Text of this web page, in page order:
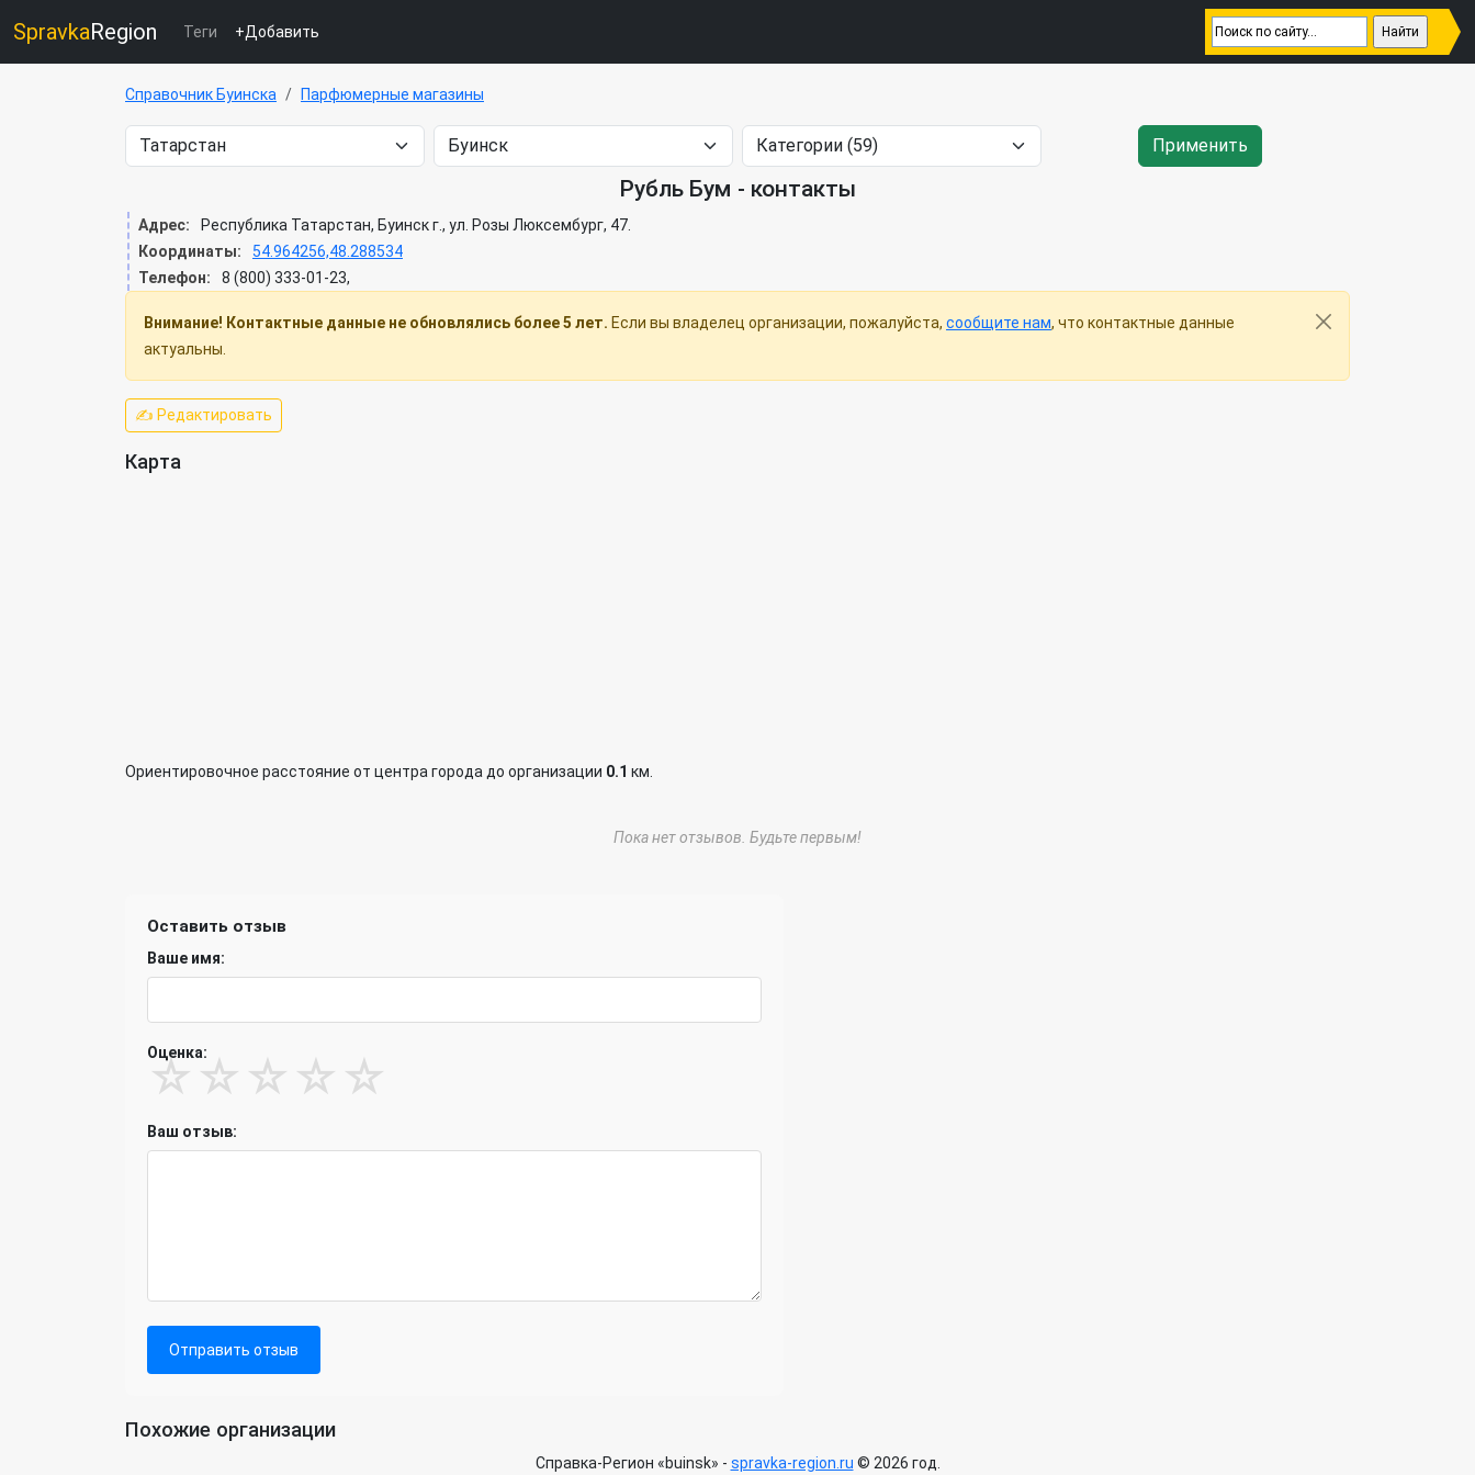
SpravkaRegion Теги +Добавить
Справочник Буинска Парфюмерные магазины
Применить
Рубль Бум - контакты
Адрес:
Республика Татарстан, Буинск г., ул. Розы Люксембург, 47.
Координаты:
54.964256,48.288534
Телефон:
8 (800) 333-01-23,
Внимание! Контактные данные не обновлялись более 5 лет. Если вы владелец организации, пожалуйста, сообщите нам, что контактные данные
актуальны.
✍ Редактировать
Карта
Ориентировочное расстояние от центра города до организации 0.1 км.
Пока нет отзывов. Будьте первым!
Оставить отзыв
Ваше имя:
Оценка:
☆ ☆ ☆ ☆ ☆
Ваш отзыв:
Отправить отзыв
Похожие организации
Справка-Регион «buinsk» - spravka-region.ru © 2026 год.